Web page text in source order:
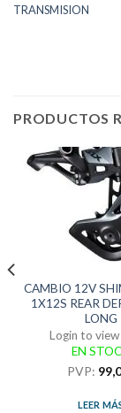
TRANSMISION
PRODUCTOS
CAMBIO 12V
1X12S REAR
LONG
Login to
EN
PVP:
LEER